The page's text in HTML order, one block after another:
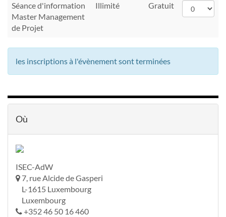
Séance d'information
Master Management
de Projet
Illimité Gratuit
les inscriptions à l'évènement sont terminées
Où
ISEC-AdW
7, rue Alcide de Gasperi
L-1615 Luxembourg
Luxembourg
+352 46 50 16 460